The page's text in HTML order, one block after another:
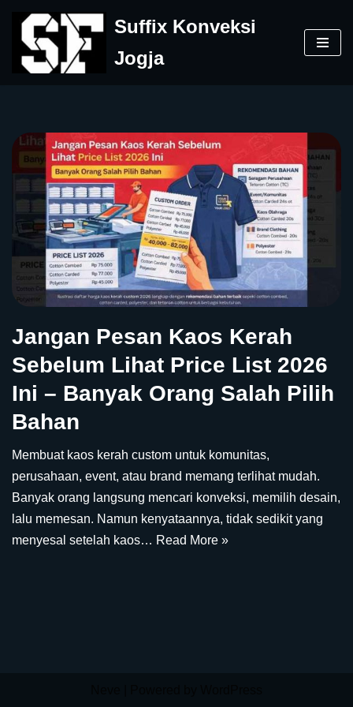
Skip
to
Suffix Konveksi
Jogja
Jangan Pesan Kaos Kerah
Sebelum Lihat Price List 2026
Ini – Banyak Orang Salah Pilih
Bahan
Membuat kaos kerah custom untuk komunitas,
perusahaan, event, atau brand memang terlihat mudah.
Banyak orang langsung mencari konveksi, memilih desain,
lalu memesan. Namun kenyataannya, tidak sedikit yang
menyesal setelah kaos… Read More »